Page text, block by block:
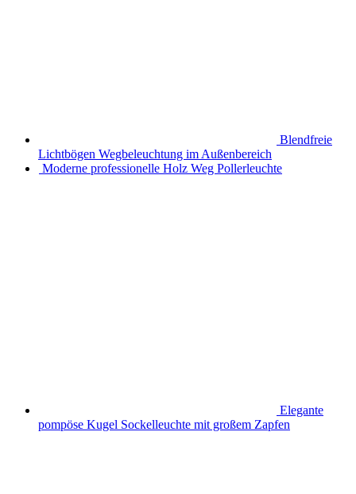
Blendfreie
Lichtbögen Wegbeleuchtung im Außenbereich
Moderne professionelle Holz Weg Pollerleuchte
Elegante
pompöse Kugel Sockelleuchte mit großem Zapfen